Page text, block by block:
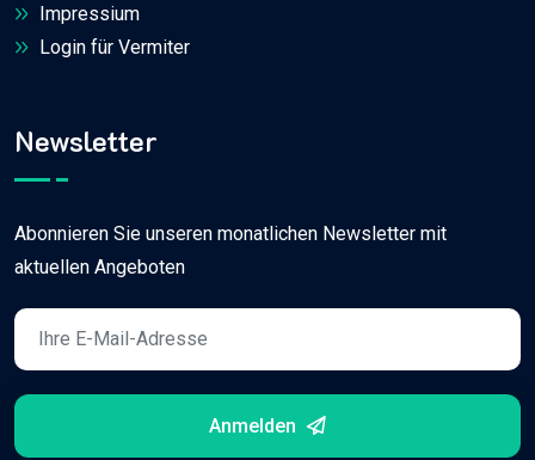
Impressium
Login für Vermiter
Newsletter
Abonnieren Sie unseren monatlichen Newsletter mit
aktuellen Angeboten
Anmelden